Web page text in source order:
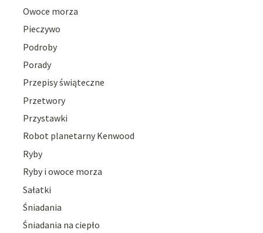
Owoce morza
Pieczywo
Podroby
Porady
Przepisy świąteczne
Przetwory
Przystawki
Robot planetarny Kenwood
Ryby
Ryby i owoce morza
Sałatki
Śniadania
Śniadania na ciepło